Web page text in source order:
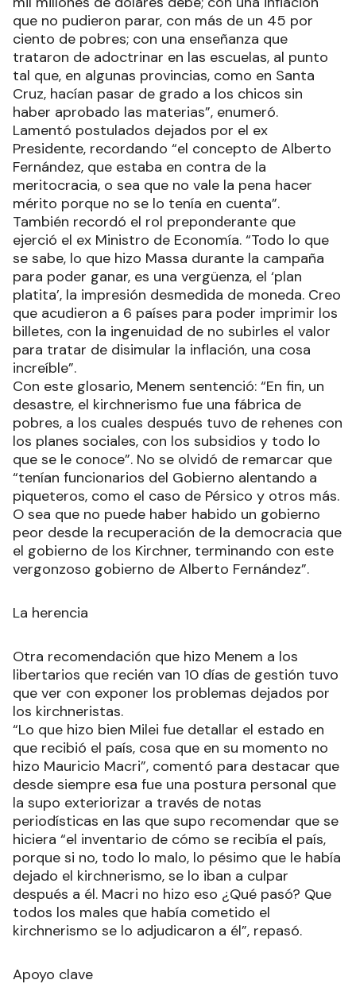
que no pudieron parar, con más de un 45 por
ciento de pobres; con una enseñanza que
trataron de adoctrinar en las escuelas, al punto
tal que, en algunas provincias, como en Santa
Cruz, hacían pasar de grado a los chicos sin
haber aprobado las materias”, enumeró.
Lamentó postulados dejados por el ex
Presidente, recordando “el concepto de Alberto
Fernández, que estaba en contra de la
meritocracia, o sea que no vale la pena hacer
mérito porque no se lo tenía en cuenta”.
También recordó el rol preponderante que
ejerció el ex Ministro de Economía. “Todo lo que
se sabe, lo que hizo Massa durante la campaña
para poder ganar, es una vergüenza, el ‘plan
platita’, la impresión desmedida de moneda. Creo
que acudieron a 6 países para poder imprimir los
billetes, con la ingenuidad de no subirles el valor
para tratar de disimular la inflación, una cosa
increíble”.
Con este glosario, Menem sentenció: “En fin, un
desastre, el kirchnerismo fue una fábrica de
pobres, a los cuales después tuvo de rehenes con
los planes sociales, con los subsidios y todo lo
que se le conoce”. No se olvidó de remarcar que
“tenían funcionarios del Gobierno alentando a
piqueteros, como el caso de Pérsico y otros más.
O sea que no puede haber habido un gobierno
peor desde la recuperación de la democracia que
el gobierno de los Kirchner, terminando con este
vergonzoso gobierno de Alberto Fernández”.
La herencia
Otra recomendación que hizo Menem a los
libertarios que recién van 10 días de gestión tuvo
que ver con exponer los problemas dejados por
los kirchneristas.
“Lo que hizo bien Milei fue detallar el estado en
que recibió el país, cosa que en su momento no
hizo Mauricio Macri”, comentó para destacar que
desde siempre esa fue una postura personal que
la supo exteriorizar a través de notas
periodísticas en las que supo recomendar que se
hiciera “el inventario de cómo se recibía el país,
porque si no, todo lo malo, lo pésimo que le había
dejado el kirchnerismo, se lo iban a culpar
después a él. Macri no hizo eso ¿Qué pasó? Que
todos los males que había cometido el
kirchnerismo se lo adjudicaron a él”, repasó.
Apoyo clave